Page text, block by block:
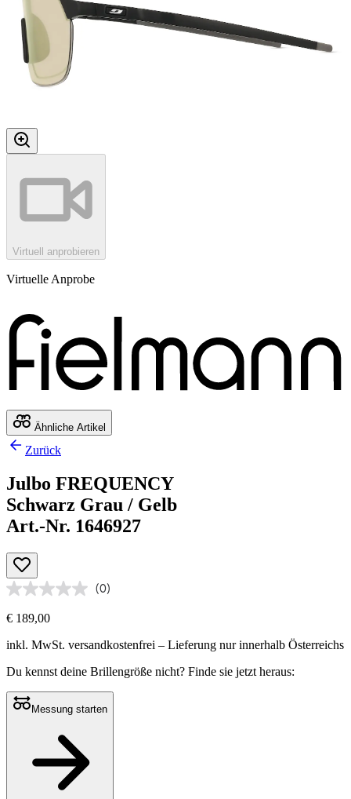
Virtuell anprobieren
Virtuelle Anprobe
Ähnliche Artikel
Zurück
Julbo FREQUENCY
Schwarz Grau / Gelb
Art.-Nr. 1646927
(0)
€ 189,00
inkl. MwSt. versandkostenfrei – Lieferung nur innerhalb Österreichs
Du kennst deine Brillengröße nicht? Finde sie jetzt heraus:
Messung starten